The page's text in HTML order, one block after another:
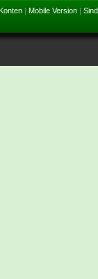
| Mobile Version |